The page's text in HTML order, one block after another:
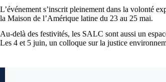
L’événement s’inscrit pleinement dans la volonté
la Maison de l’Amérique latine du 23 au 25 mai.
Au-delà des festivités, les SALC sont aussi un
Les 4 et 5 juin, un colloque sur la justice